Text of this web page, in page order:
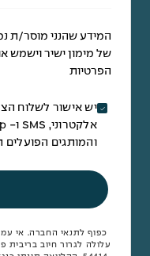
המידע שהנני מוסר/ת
של מימון ישיר וישמש
הפרטיות
יש אישור לשלוח
והמותגים הפועלים
כפוף לתנאי החברה. אי
עלולה לגרור חיוב בריבית